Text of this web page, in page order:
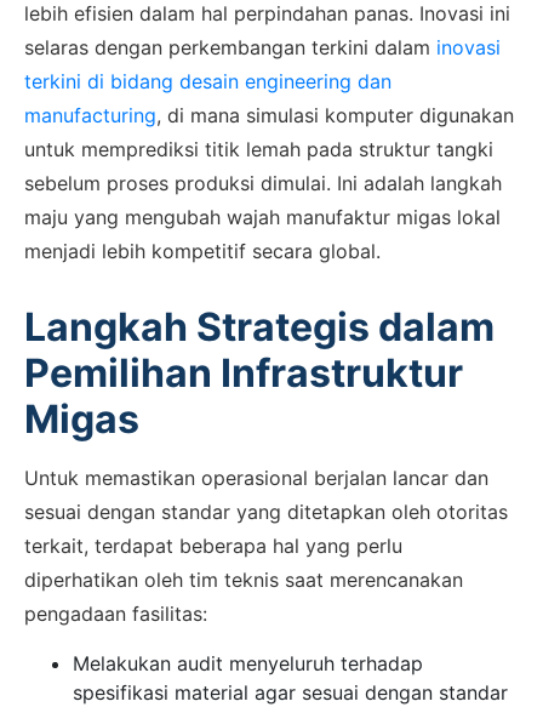
lebih efisien dalam hal perpindahan panas. Inovasi ini
selaras dengan perkembangan terkini dalam inovasi
terkini di bidang desain engineering dan
manufacturing, di mana simulasi komputer digunakan
untuk memprediksi titik lemah pada struktur tangki
sebelum proses produksi dimulai. Ini adalah langkah
maju yang mengubah wajah manufaktur migas lokal
menjadi lebih kompetitif secara global.
Langkah Strategis dalam
Pemilihan Infrastruktur
Migas
Untuk memastikan operasional berjalan lancar dan
sesuai dengan standar yang ditetapkan oleh otoritas
terkait, terdapat beberapa hal yang perlu
diperhatikan oleh tim teknis saat merencanakan
pengadaan fasilitas:
Melakukan audit menyeluruh terhadap
spesifikasi material agar sesuai dengan standar